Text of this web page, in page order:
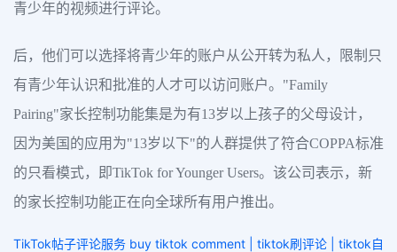
青少年的视频进行评论。
后，他们可以选择将青少年的账户从公开转为私人，限制只
有青少年认识和批准的人才可以访问账户。"Family
Pairing"家长控制功能集是为有13岁以上孩子的父母设计，
因为美国的应用为"13岁以下"的人群提供了符合COPPA标准
的只看模式，即TikTok for Younger Users。该公司表示，新
的家长控制功能正在向全球所有用户推出。
TikTok帖子评论服务 buy tiktok comment | tiktok刷评论 | tiktok自